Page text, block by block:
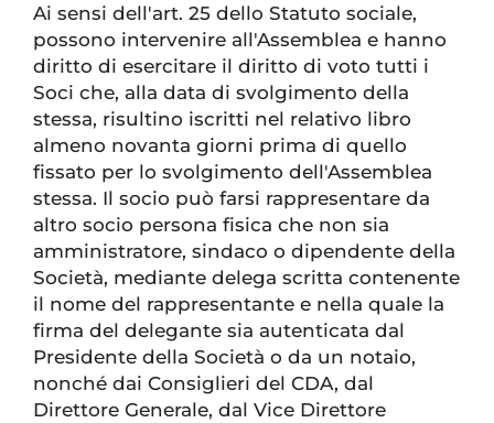
Ai sensi dell'art. 25 dello Statuto sociale,
possono intervenire all'Assemblea e hanno
diritto di esercitare il diritto di voto tutti i
Soci che, alla data di svolgimento della
stessa, risultino iscritti nel relativo libro
almeno novanta giorni prima di quello
fissato per lo svolgimento dell'Assemblea
stessa. Il socio può farsi rappresentare da
altro socio persona fisica che non sia
amministratore, sindaco o dipendente della
Società, mediante delega scritta contenente
il nome del rappre­sentante e nella quale la
firma del delegante sia autenticata dal
Presidente della Società o da un notaio,
nonché dai Consiglieri del CDA, dal
Direttore Generale, dal Vice Direttore